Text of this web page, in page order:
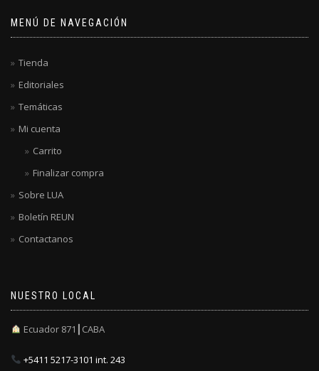
MENÚ DE NAVEGACIÓN
Tienda
Editoriales
Temáticas
Mi cuenta
Carrito
Finalizar compra
Sobre LUA
Boletín REUN
Contactanos
NUESTRO LOCAL
Ecuador 871┃CABA
+5411 5217-3101 int. 243